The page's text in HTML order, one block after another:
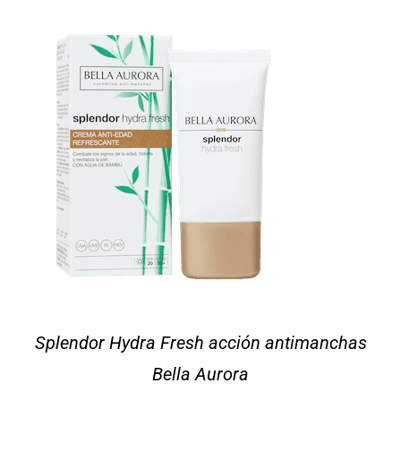
Splendor Hydra Fresh acción antimanchas
Bella Aurora